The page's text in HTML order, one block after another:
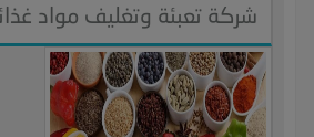
شركة تعبئة وتغليف مواد